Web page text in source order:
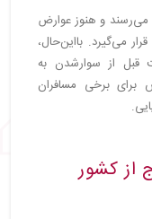
می‌رسند و هنوز عوارض
می‌گیرد. بااین‌حال،
قبل از سوارشدن به
برای برخی مسافران
از کشور